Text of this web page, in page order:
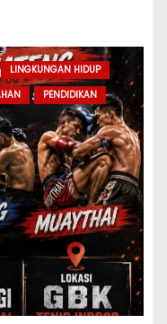
LINGKUNGAN HIDUP
PENDIDIKAN